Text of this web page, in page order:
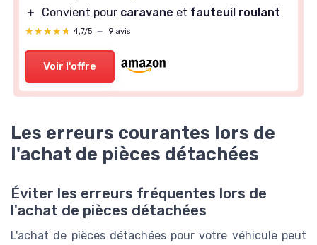
＋
Convient pour caravane et fauteuil roulant
★★★★★
★★★★★ 4,7/5 — 9 avis
Voir l'offre
Les erreurs courantes lors de
l'achat de pièces détachées
Éviter les erreurs fréquentes lors de
l'achat de pièces détachées
L'achat de pièces détachées pour votre véhicule peut